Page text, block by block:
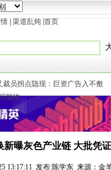
渠道乱炖 首页
裁员拐点隐现：巨资广告入不敷
能性
新曝灰色产业链 大批凭
13:17:11 发布:陈学东 来源：金